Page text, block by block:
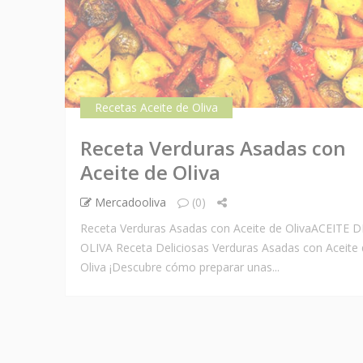
Recetas Aceite de Oliva
Receta Verduras Asadas con
Aceite de Oliva
Mercadooliva
(0)
Receta Verduras Asadas con Aceite de OlivaACEITE
OLIVA Receta Deliciosas Verduras Asadas con Aceite
Oliva ¡Descubre cómo preparar unas...